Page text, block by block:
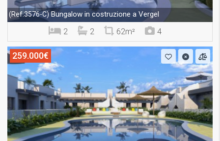
(Ref.3576-C)Bungalow in costruzione a Vergel
2 2 62m² 4
259.000€